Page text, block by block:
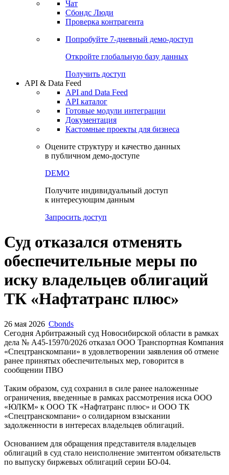
Чат
Сбондс Люди
Проверка контрагента
Попробуйте 7-дневный демо-доступ
Откройте глобальную базу данных
Получить доступ
API & Data Feed
API and Data Feed
API каталог
Готовые модули интеграции
Документация
Кастомные проекты для бизнеса
Оцените структуру и качество данных
в публичном демо-доступе
DEMO
Получите индивидуальный доступ
к интересующим данным
Запросить доступ
Суд отказался отменять
обеспечительные меры по
иску владельцев облигаций
ТК «Нафтатранс плюс»
26 мая 2026 Cbonds
Сегодня Арбитражный суд Новосибирской области в рамках
дела № А45-15970/2026 отказал ООО Транспортная Компания
«Спецтранскомпани» в удовлетворении заявления об отмене
ранее принятых обеспечительных мер, говорится в
сообщении ПВО
Таким образом, суд сохранил в силе ранее наложенные
ограничения, введенные в рамках рассмотрения иска ООО
«ЮЛКМ» к ООО ТК «Нафтатранс плюс» и ООО ТК
«Спецтранскомпани» о солидарном взыскании
задолженности в интересах владельцев облигаций.
Основанием для обращения представителя владельцев
облигаций в суд стало неисполнение эмитентом обязательств
по выпуску биржевых облигаций серии БО-04.